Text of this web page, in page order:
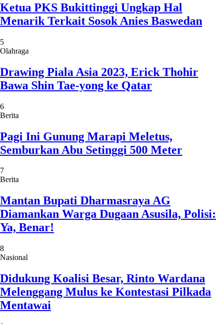
Ketua PKS Bukittinggi Ungkap Hal
Menarik Terkait Sosok Anies Baswedan
5
Olahraga
Drawing Piala Asia 2023, Erick Thohir
Bawa Shin Tae-yong ke Qatar
6
Berita
Pagi Ini Gunung Marapi Meletus,
Semburkan Abu Setinggi 500 Meter
7
Berita
Mantan Bupati Dharmasraya AG
Diamankan Warga Dugaan Asusila, Polisi:
Ya, Benar!
8
Nasional
Didukung Koalisi Besar, Rinto Wardana
Melenggang Mulus ke Kontestasi Pilkada
Mentawai